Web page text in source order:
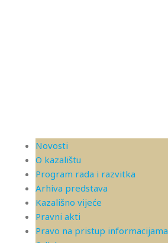
Novosti
O kazalištu
Program rada i razvitka
Arhiva predstava
Kazališno vijeće
Pravni akti
Pravo na pristup informacijama